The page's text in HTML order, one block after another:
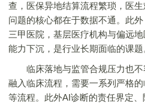
查，医保异地结算流程繁琐，医
问题的核心都在于数据不通。此
三甲医院，基层医疗机构与偏远
能力下沉，是行业长期面临的课题
临床落地与监管合规压力也不
融入临床流程，需要一系列严格
等流程。此外AI诊断的责任界定